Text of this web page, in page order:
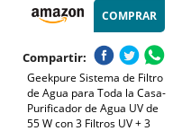
COMPRAR
Compartir:
Geekpure Sistema de Filtro
de Agua para Toda la Casa-
Purificador de Agua UV de
55 W con 3 Filtros UV + 3